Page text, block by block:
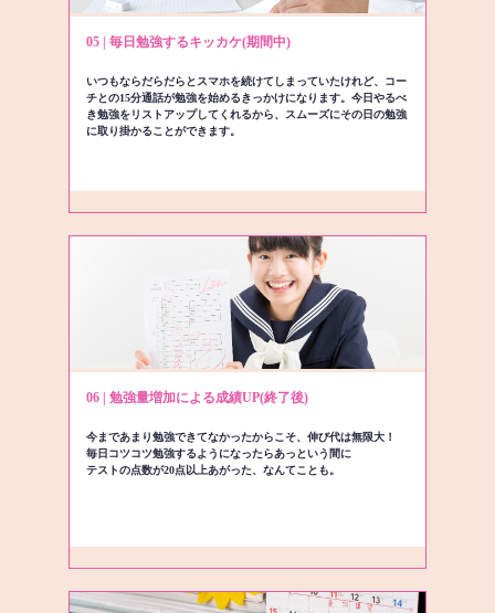
05 | 毎日勉強するキッカケ(期間中)
いつもならだらだらとスマホを続けてしまっていたけれど、コー
チとの15分通話が勉強を始めるきっかけになります。今日やるべ
き勉強をリストアップしてくれるから、スムーズにその日の勉強
に取り掛かることができます。
06 | 勉強量増加による成績UP(終了後)
今まであまり勉強できてなかったからこそ、伸び代は無限大！
毎日コツコツ勉強するようになったらあっという間に
テストの点数が20点以上あがった、なんてことも。